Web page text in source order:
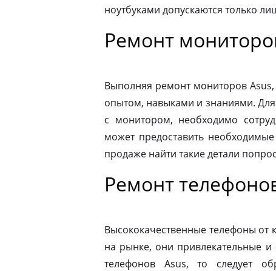
ноутбуками допускаются только
Ремонт
Выполняя ремонт мониторов
опытом, навыками и знаниями.
с монитором, необходимо
может предоставить
продаже найти такие детали
Ремонт
Высококачественные телефоны
на рынке, они привлекательные
телефонов Asus, то следует